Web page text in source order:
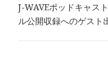
J-WAVEポッドキャス
ル公開収録へのゲスト